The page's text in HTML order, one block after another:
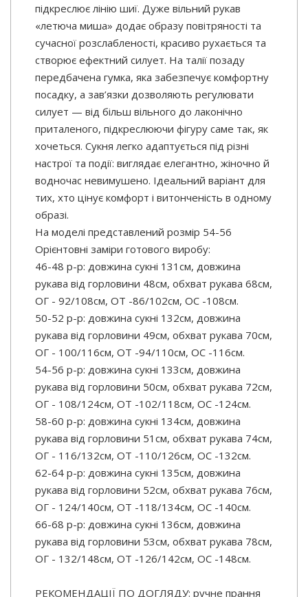
підкреслює лінію шиї. Дуже вільний рукав
«летюча миша» додає образу повітряності та
сучасної розслабленості, красиво рухається та
створює ефектний силует. На талії позаду
передбачена гумка, яка забезпечує комфортну
посадку, а зав’язки дозволяють регулювати
силует — від більш вільного до лаконічно
приталеного, підкреслюючи фігуру саме так, як
хочеться. Сукня легко адаптується під різні
настрої та події: виглядає елегантно, жіночно й
водночас невимушено. Ідеальний варіант для
тих, хто цінує комфорт і витонченість в одному
образі.
На моделі представлений розмір 54-56
Орієнтовні заміри готового виробу:
46-48 р-р: довжина сукні 131см, довжина
рукава від горловини 48см, обхват рукава 68см,
ОГ - 92/108см, ОТ -86/102см, OC -108см.
50-52 р-р: довжина сукні 132см, довжина
рукава від горловини 49см, обхват рукава 70см,
ОГ - 100/116см, ОТ -94/110см, OC -116см.
54-56 р-р: довжина сукні 133см, довжина
рукава від горловини 50см, обхват рукава 72см,
ОГ - 108/124см, ОТ -102/118см, OC -124см.
58-60 р-р: довжина сукні 134см, довжина
рукава від горловини 51см, обхват рукава 74см,
ОГ - 116/132см, ОТ -110/126см, OC -132см.
62-64 р-р: довжина сукні 135см, довжина
рукава від горловини 52см, обхват рукава 76см,
ОГ - 124/140см, ОТ -118/134см, OC -140см.
66-68 р-р: довжина сукні 136см, довжина
рукава від горловини 53см, обхват рукава 78см,
ОГ - 132/148см, ОТ -126/142см, OC -148см.
РЕКОМЕНДАЦІЇ ПО ДОГЛЯДУ: ручне прання